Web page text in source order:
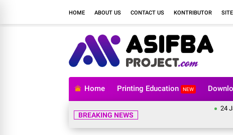
HOME ABOUT US CONTACT US KONTRIBUTOR
Home Printing Education NEW
BREAKING NEWS
24 Jam